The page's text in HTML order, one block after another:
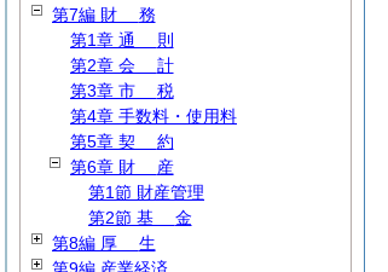
第7編 財 務
第1章 通 則
第2章 会 計
第3章 市 税
第4章 手数料・使用料
第5章 契 約
第6章 財 産
第1節 財産管理
第2節 基 金
第8編 厚 生